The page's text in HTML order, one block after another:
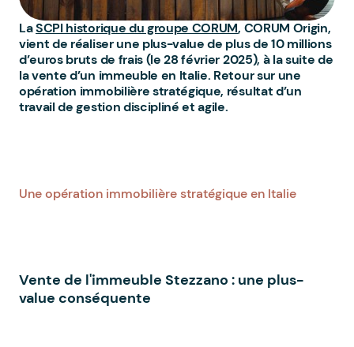
LaSCPI historique du groupe CORUM, CORUM Origin,
vient de réaliser une plus-value de plus de 10 millions
d’euros bruts de frais (le 28 février 2025), à la suite de
la vente d’un immeuble en Italie. Retour sur une
opération immobilière stratégique, résultat d’un
travail de gestion discipliné et agile.
Une opération immobilière stratégique en Italie
Vente de l'immeuble Stezzano : une plus-
value conséquente